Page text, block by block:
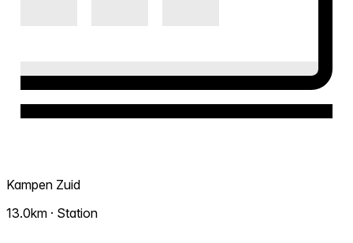
Kampen Zuid
13.0km · Station